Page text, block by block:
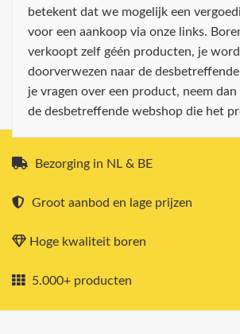
betekent dat we mogelijk een
voor een aankoop via onze links.
verkoopt zelf géén producten, je
doorverwezen naar de
je vragen over een product, neem
de desbetreffende webshop die het
Bezorging in NL & BE
Groot aanbod en lage prijzen
Hoge kwaliteit boren
5.000+ producten